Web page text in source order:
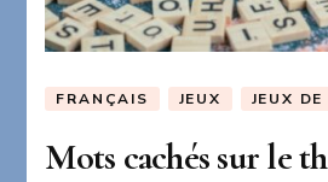
FRANÇAIS JEUX JEUX
Mots cachés sur le